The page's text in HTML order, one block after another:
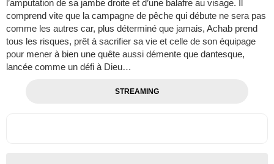
l’amputation de sa jambe droite et d’une balafre au visage. Il
comprend vite que la campagne de pêche qui débute ne sera pas
comme les autres car, plus déterminé que jamais, Achab prend
tous les risques, prêt à sacrifier sa vie et celle de son équipage
pour mener à bien une quête aussi démente que dantesque,
lancée comme un défi à Dieu…
STREAMING